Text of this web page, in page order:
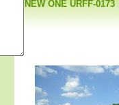
NEW ONE URFF-0173